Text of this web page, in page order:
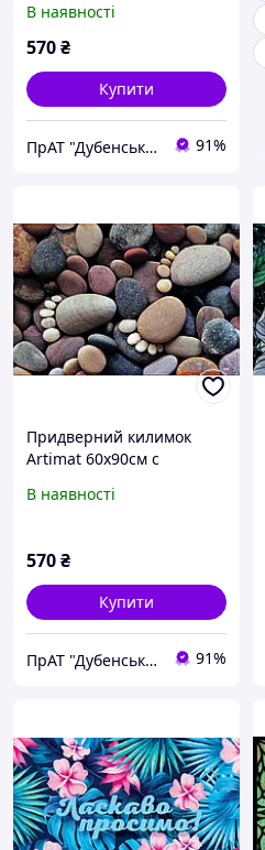
основе К-603-10
В наявності
570₴
Купити
ПрАТ "Дубенський завод ГТВ" 91%
Придверний килимок
Artimat 60х90см с
основе К-603-12
В наявності
570₴
Купити
ПрАТ "Дубенський завод ГТВ" 91%